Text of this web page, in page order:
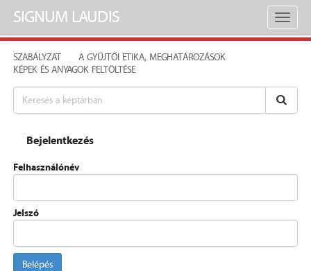
Toggle
SIGNUM LAUDIS
SZABÁLYZAT
A GYŰJTŐI ETIKA, MEGHATÁROZÁSOK
KÉPEK ÉS ANYAGOK FELTÖLTÉSE
Bejelentkezés
Felhasználónév
Jelszó
Belépés